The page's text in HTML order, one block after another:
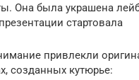
Она была украшена
стартовала
привлекли
созданных кутюрье: